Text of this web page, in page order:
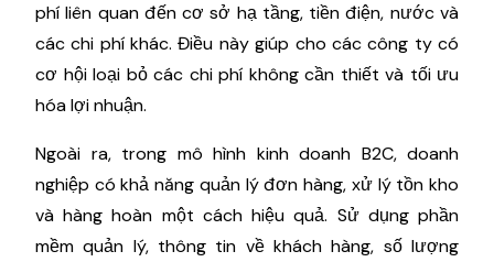
phí liên quan đến cơ sở hạ tầng, tiền điện, nước và
các chi phí khác. Điều này giúp cho các công ty có
cơ hội loại bỏ các chi phí không cần thiết và tối ưu
hóa lợi nhuận.
Ngoài ra, trong mô hình kinh doanh B2C, doanh
nghiệp có khả năng quản lý đơn hàng, xử lý tồn kho
và hàng hoàn một cách hiệu quả. Sử dụng phần
mềm quản lý, thông tin về khách hàng, số lượng